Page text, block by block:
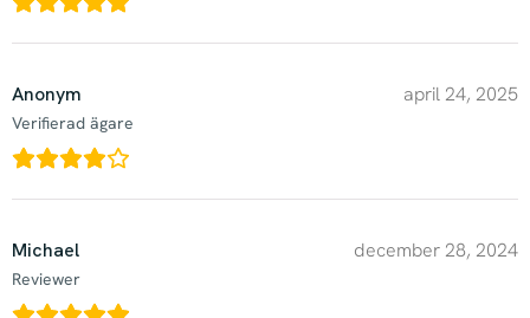
Anonym
Verifierad ägare
april 24, 2025
Michael
Reviewer
december 28, 2024